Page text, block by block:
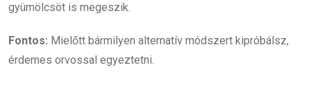
gyümölcsöt is megeszik.
Fontos: Mielőtt bármilyen alternatív módszert kipróbálsz,
érdemes orvossal egyeztetni.